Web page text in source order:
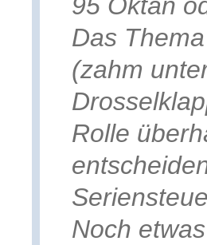
Das
(zahm
Rolle
Noch